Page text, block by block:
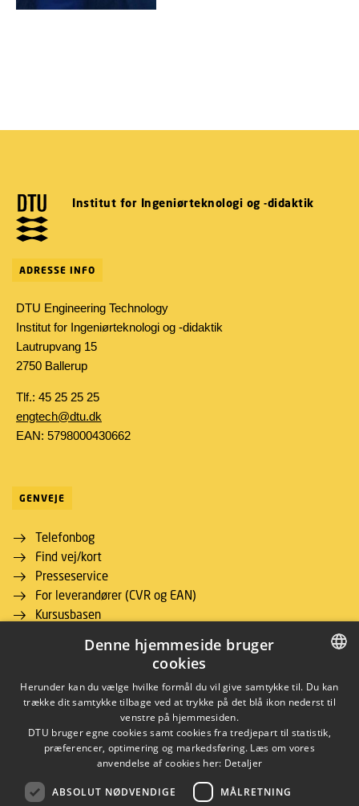
Institut for Ingeniørteknologi og -didaktik
ADRESSE INFO
DTU Engineering Technology
Institut for Ingeniørteknologi og -didaktik
Lautrupvang 15
2750 Ballerup
Tlf.: 45 25 25 25
engtech@dtu.dk
EAN: 5798000430662
GENVEJE
Telefonbog
Find vej/kort
Presseservice
For leverandører (CVR og EAN)
Kursusbasen
DTU Inside (login)
Job og Karriere
DTU Alumni
Webshop
DTU Bibliotek
DTU Orbit (Forskningsdatabase)
DANISH
ENGLISH
Denne hjemmeside bruger
cookies
Herunder kan du vælge hvilke formål du vil give samtykke til. Du kan
trække dit samtykke tilbage ved at trykke på det blå ikon nederst til
venstre på hjemmesiden.
DTU bruger egne cookies samt cookies fra tredjepart til statistik,
præferencer, optimering og markedsføring. Læs om vores
anvendelse af cookies her: Detaljer
ABSOLUT NØDVENDIGE MÅLRETNING